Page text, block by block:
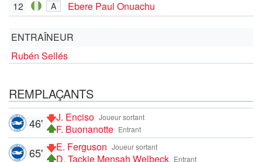
12 A Ebere Paul Onuachu
ENTRAÎNEUR
Rubén Sellés
REMPLAÇANTS
Joueur sortant
J. Enciso
Entrant
F. Buonanotte
46'
Joueur sortant
E. Ferguson
Entrant
D. Tackie Mensah Welbeck
65'